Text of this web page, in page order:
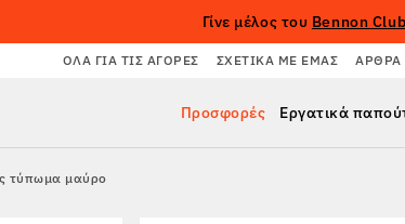
Γίνε μέλος του Bennon Club
ΌΛΑ ΓΙΑ ΤΙΣ ΑΓΟΡΈΣ ΣΧΕΤΙΚΆ ΜΕ ΕΜΆΣ ΆΡΘΡΑ
Προσφορές Εργατικά
τύπωμα μαύρο